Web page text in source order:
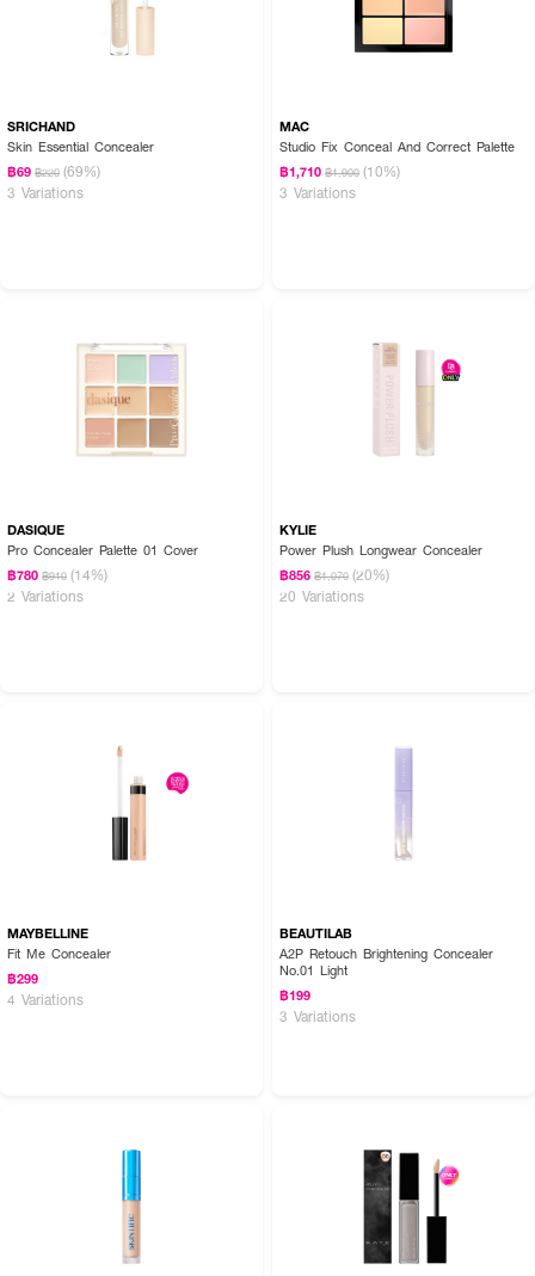
● No.2 Neutral
คอนซีลเลอร์ให้ปกปิดและกลืนไปกับผิว
SRICHAND
Skin Essential Concealer
฿69 ฿220 (69%)
3 Variations
MAC
Studio Fix Conceal And Correct Palette
฿1,710 ฿1,900 (10%)
3 Variations
DASIQUE
Pro Concealer Palette 01 Cover
฿780 ฿910 (14%)
2 Variations
KYLIE
Power Plush Longwear Concealer
฿856 ฿1,070 (20%)
20 Variations
MAYBELLINE
Fit Me Concealer
฿299
4 Variations
BEAUTILAB
A2P Retouch Brightening Concealer
No.01 Light
฿199
3 Variations